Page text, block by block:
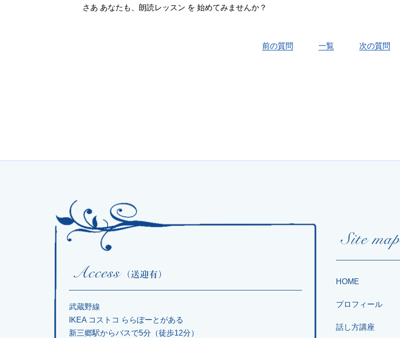
さあ あなたも、朗読レッスン を 始めてみませんか？
前の質問 一覧 次の質問
武蔵野線
IKEA コストコ ららぽーとがある
新三郷駅からバスで5分（徒歩12分）
HOME
プロフィール
話し方講座